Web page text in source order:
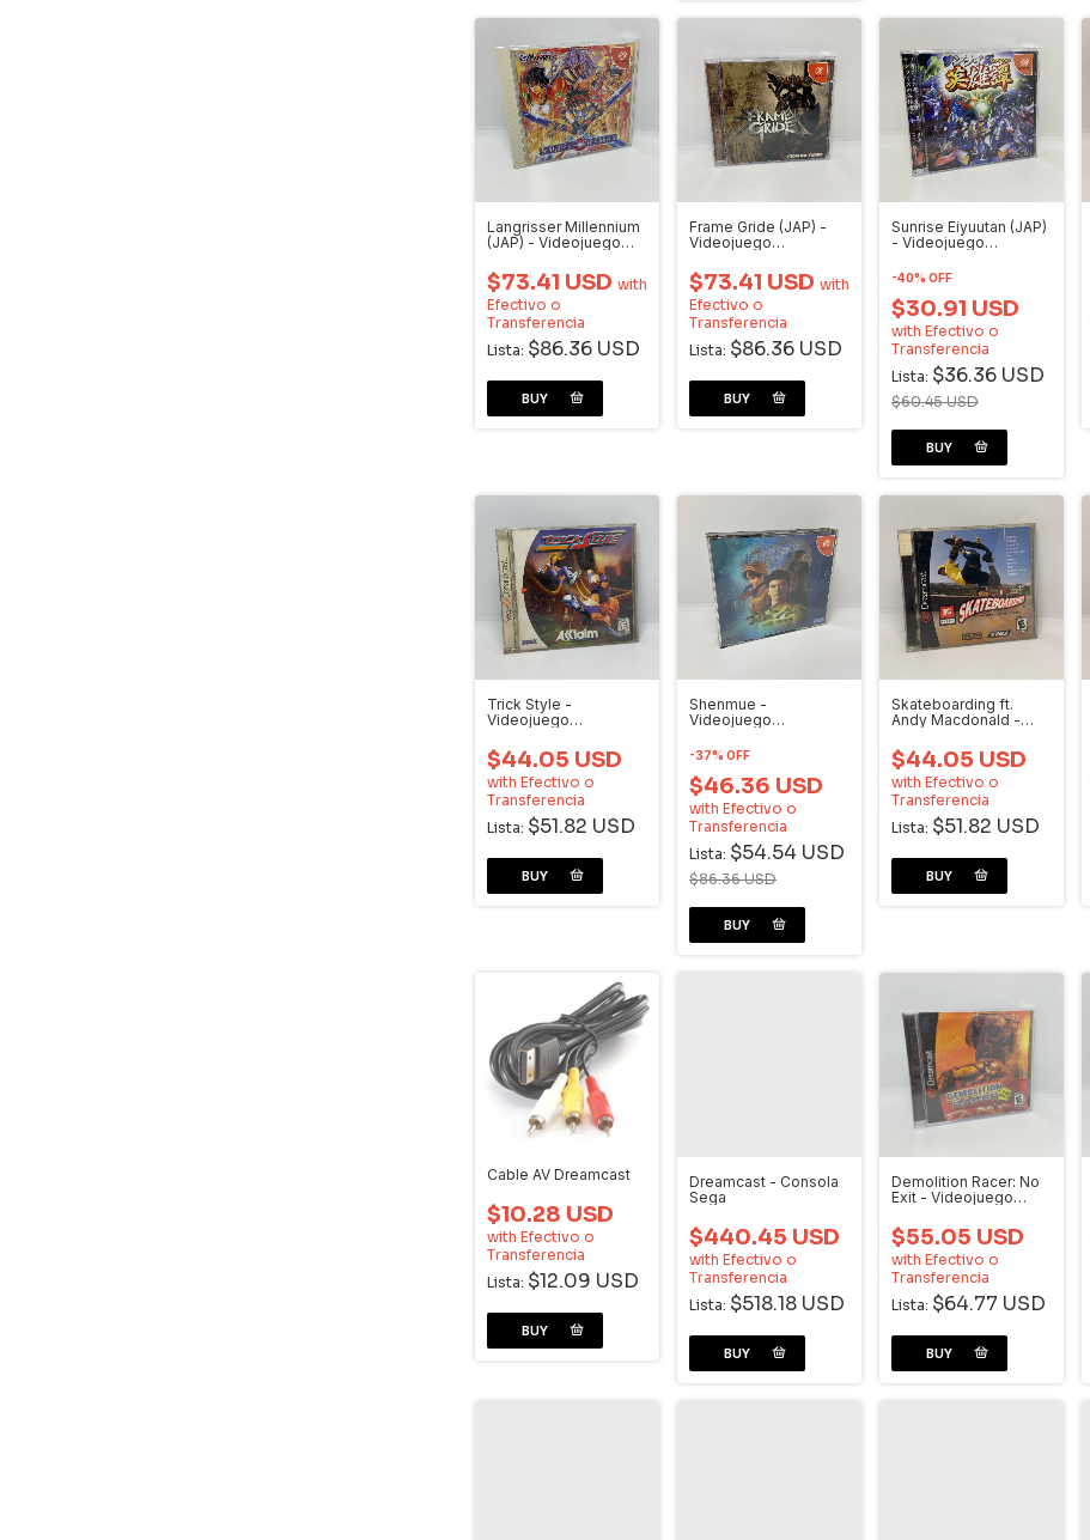
Langrisser Millennium
(JAP) - Videojuego
$73.41 USD with
Efectivo o
Transferencia
Lista: $86.36 USD
Frame Gride (JAP) -
Videojuego
$73.41 USD with
Efectivo o
Transferencia
Lista: $86.36 USD
Sunrise Eiyuutan (JAP)
- Videojuego
-40% OFF
$30.91 USD
with Efectivo o
Transferencia
Lista: $36.36 USD
$60.45 USD
Trick Style -
Videojuego
$44.05 USD
with Efectivo o
Transferencia
Lista: $51.82 USD
Shenmue -
Videojuego
-37% OFF
$46.36 USD
with Efectivo o
Transferencia
Lista: $54.54 USD
$86.36 USD
Skateboarding ft.
Andy Macdonald -
Dreamcast
$44.05 USD
with Efectivo o
Transferencia
Lista: $51.82 USD
Cable AV Dreamcast
$10.28 USD
with Efectivo o
Transferencia
Lista: $12.09 USD
Dreamcast - Consola
Sega
$440.45 USD
with Efectivo o
Transferencia
Lista: $518.18 USD
Demolition Racer: No
Exit - Videojuego
$55.05 USD
with Efectivo o
Transferencia
Lista: $64.77 USD